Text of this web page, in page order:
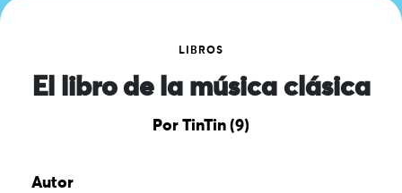
LIBROS
El libro de la música clásica
Por TinTin (9)
Autor